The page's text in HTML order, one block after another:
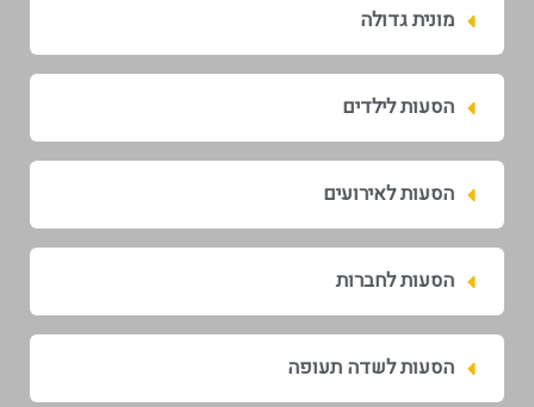
מונית גדולה
הסעות לילדים
הסעות לאירועים
הסעות לחברות
הסעות לשדה תעופה